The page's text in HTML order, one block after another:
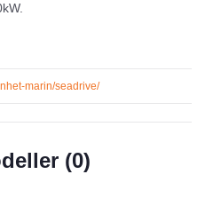
går att vrida vilket skapar
elektronisk styrning med
marin/seadrive/
(0)